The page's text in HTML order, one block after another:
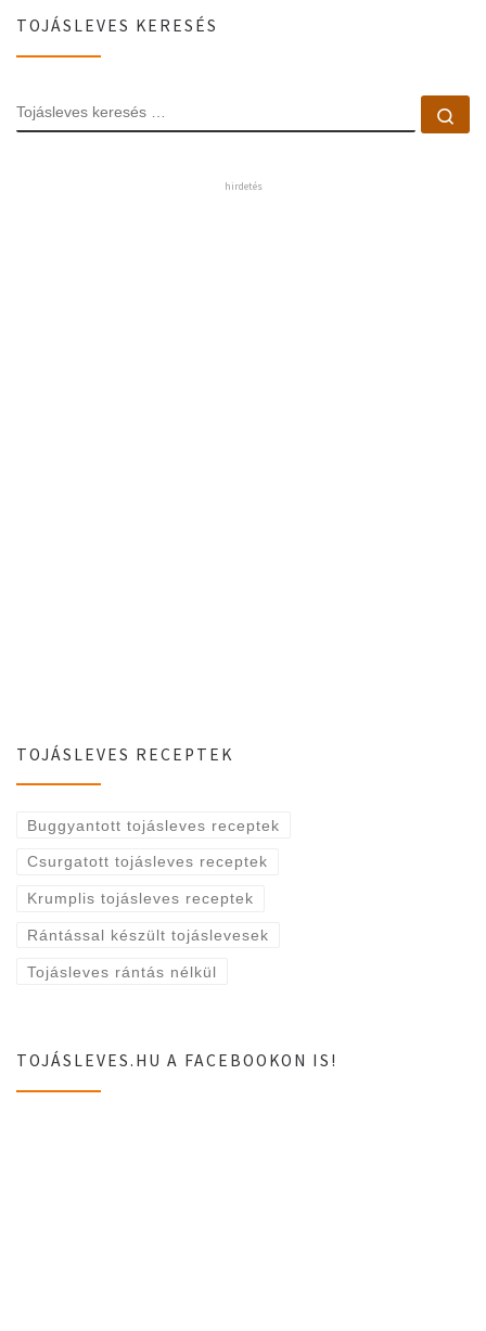
TOJÁSLEVES KERESÉS
TOJÁSLEVES KERESÉS
hirdetés
TOJÁSLEVES RECEPTEK
Buggyantott tojásleves receptek
Csurgatott tojásleves receptek
Krumplis tojásleves receptek
Rántással készült tojáslevesek
Tojásleves rántás nélkül
TOJÁSLEVES.HU A FACEBOOKON IS!